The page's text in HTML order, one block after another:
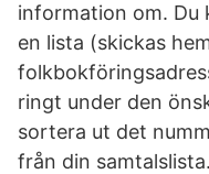
information om. Du
en lista (skickas
ringt under den
sortera ut det
från din